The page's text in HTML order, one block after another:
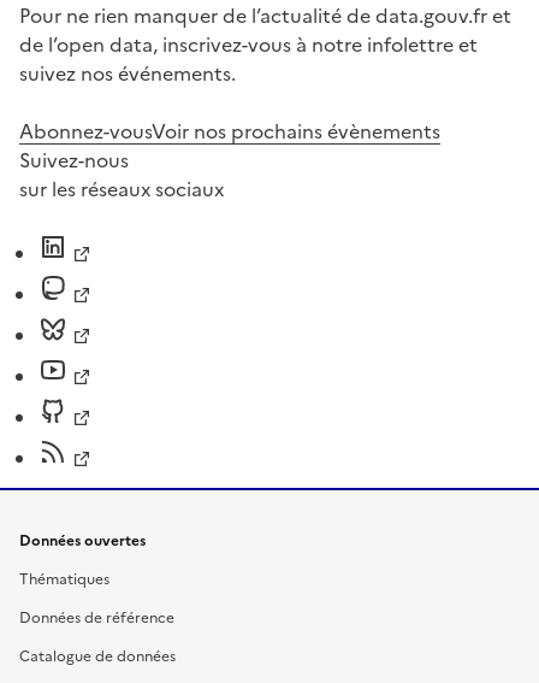
Pour ne rien manquer de l’actualité de data.gouv.fr et
de l’open data, inscrivez-vous à notre infolettre et
suivez nos événements.
Abonnez-vousVoir nos prochains évènements
Suivez-nous
sur les réseaux sociaux
Données ouvertes
Thématiques
Données de référence
Catalogue de données